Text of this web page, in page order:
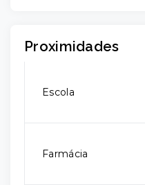
Proximidades
Escola
Farmácia